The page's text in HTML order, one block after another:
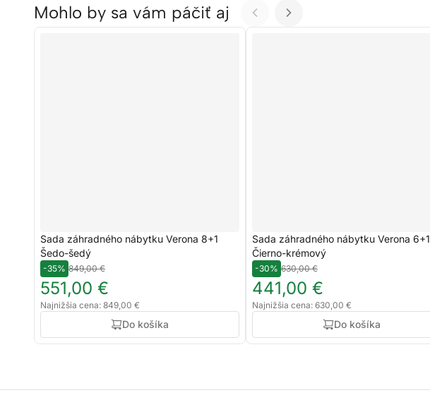
Mohlo by sa vám páčiť aj
Sada záhradného nábytku Verona 8+1
Šedo-šedý
-35% 849,00 €
551,00 €
Najnižšia cena: 849,00 €
Do košíka
Sada záhradného nábytku Verona 6+1
Čierno-krémový
-30% 630,00 €
441,00 €
Najnižšia cena: 630,00 €
Do košíka